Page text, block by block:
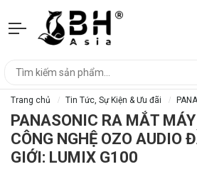
Trang chủ Tin Tức, Sự Kiện & Ưu đãi
PANASONIC RA MẮT
CÔNG NGHỆ OZO AUDIO
GIỚI: LUMIX G100